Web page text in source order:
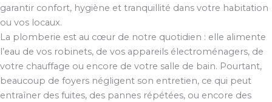
garantir confort, hygiène et tranquillité dans votre habitation
ou vos locaux.
La plomberie est au cœur de notre quotidien : elle alimente
l’eau de vos robinets, de vos appareils électroménagers, de
votre chauffage ou encore de votre salle de bain. Pourtant,
beaucoup de foyers négligent son entretien, ce qui peut
entraîner des fuites, des pannes répétées, ou encore des